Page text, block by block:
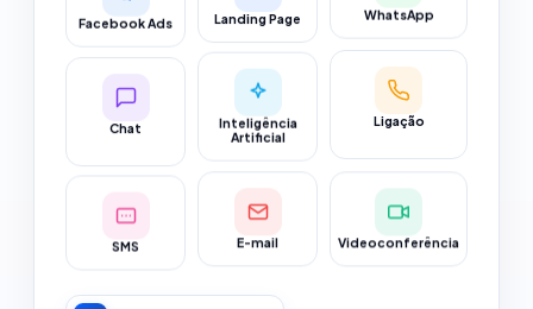
Facebook Ads Landing Page WhatsApp
Chat
Inteligência
Artificial
Ligação
SMS E-mail Videoconferência